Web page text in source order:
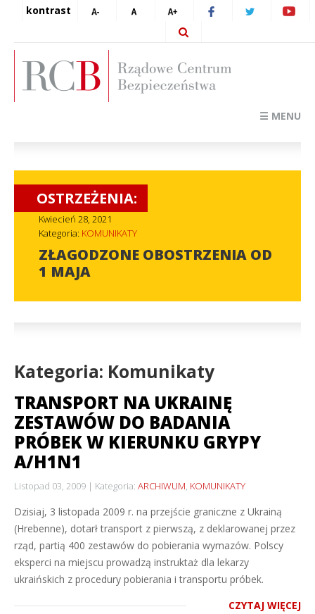
kontrast
☰ MENU
OSTRZEŻENIA:
Kwiecień 28, 2021
Kategoria: KOMUNIKATY
ZŁAGODZONE OBOSTRZENIA OD
1 MAJA
Kategoria: Komunikaty
TRANSPORT NA UKRAINĘ
ZESTAWÓW DO BADANIA
PRÓBEK W KIERUNKU GRYPY
A/H1N1
Listopad 03, 2009 Kategoria: ARCHIWUM, KOMUNIKATY
Dzisiaj, 3 listopada 2009 r. na przejście graniczne z Ukrainą
(Hrebenne), dotarł transport z pierwszą, z deklarowanej przez
rząd, partią 400 zestawów do pobierania wymazów. Polscy
eksperci na miejscu prowadzą instruktaż dla lekarzy
ukraińskich z procedury pobierania i transportu próbek.
CZYTAJ WIĘCEJ